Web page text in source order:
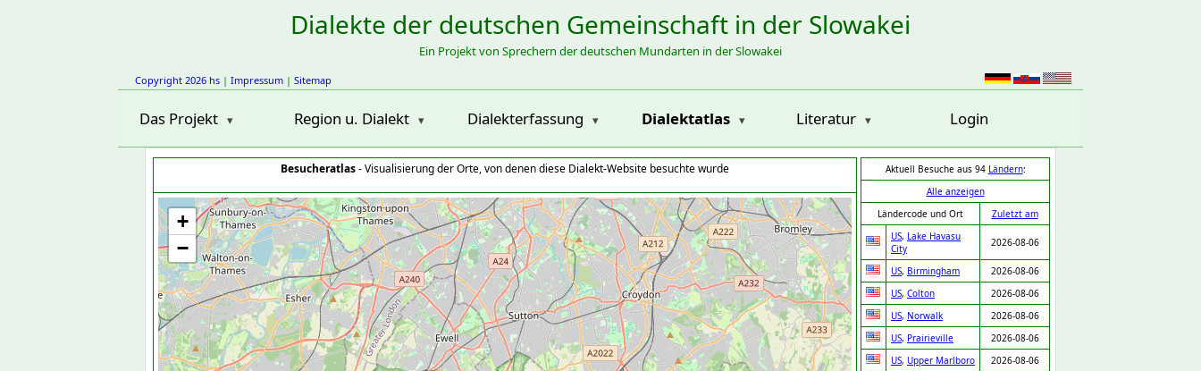
Dialekte der deutschen Gemeinschaft in der Slowakei
Ein Projekt von Sprechern der deutschen Mundarten in der Slowakei
Copyright 2026 hs | Impressum | Sitemap
Das Projekt Region u. Dialekt Dialekterfassung Dialektatlas Literatur Login
Besucheratlas- Visualisierung der Orte, von denen diese Dialekt-Website besuchte wurde
+
−
Aktuell Besuche aus 94 Ländern:
Alle anzeigen
Ländercode und Ort
Zuletzt am
US, Lake Havasu
City
2026-08-06
US, Birmingham
2026-08-06
US, Colton
2026-08-06
US, Norwalk
2026-08-06
US, Prairieville
2026-08-06
US, Upper Marlboro
2026-08-06